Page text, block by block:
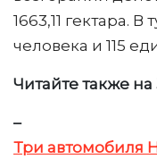
1663,11 гектара.
человека и 115
Читайте также
–
Три автомобиля